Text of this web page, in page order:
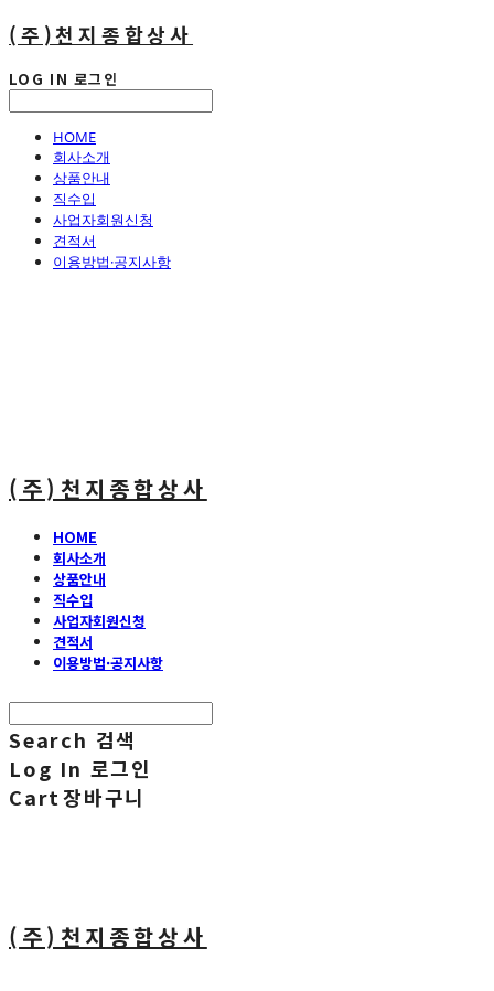
(주)천지종합상사
LOG IN 로그인
HOME
회사소개
상품안내
직수입
사업자회원신청
견적서
이용방법·공지사항
(주)천지종합상사
HOME
회사소개
상품안내
직수입
사업자회원신청
견적서
이용방법·공지사항
Search 검색
Log In 로그인
Cart장바구니
(주)천지종합상사